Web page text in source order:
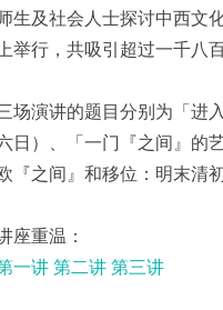
生及社会人士探讨中西文
举行，共吸引超过一千八
场演讲的题目分别为「进
日）、「一门『之间』的
『之间』和移位：明末清
座重温：
一讲第二讲第三讲